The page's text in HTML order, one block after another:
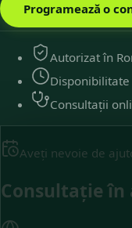
Programează o
Autorizat în
Consultații
Aveți nevoie de
Consultație în